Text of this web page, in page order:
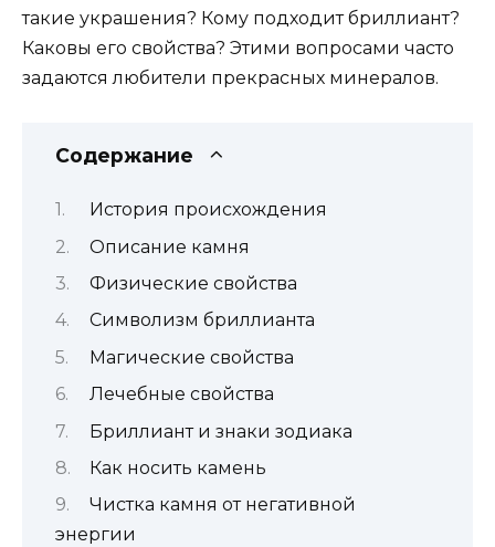
такие украшения? Кому подходит бриллиант?
Каковы его свойства? Этими вопросами часто
задаются любители прекрасных минералов.
Содержание
История происхождения
Описание камня
Физические свойства
Символизм бриллианта
Магические свойства
Лечебные свойства
Бриллиант и знаки зодиака
Как носить камень
Чистка камня от негативной
энергии